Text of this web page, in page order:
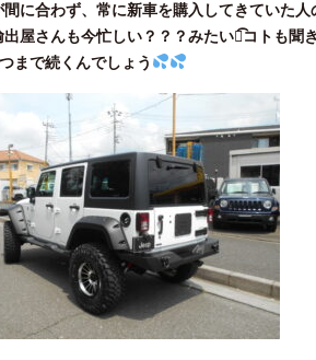
に合わず、常に新車を購入してきていた
屋さんも今忙しい？？？みたいな͡コトも聞
まで続くんでしょう